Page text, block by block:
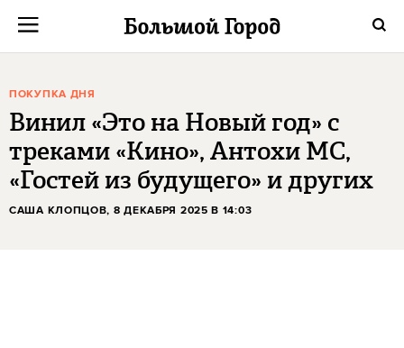
ПОКУПКА ДНЯ
Винил «Это на Новый год» с
треками «Кино», Антохи МС,
«Гостей из будущего» и других
САША КЛОПЦОВ, 8 ДЕКАБРЯ 2025 В 14:03